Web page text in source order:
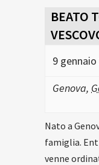
BEATO
9 gennaio
Genova,
Nato a
famiglia.
venne